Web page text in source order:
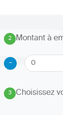
2
.
Montant à
-
3
. Choisissez